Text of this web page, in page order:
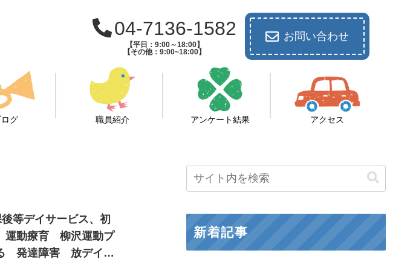
04-7136-1582
【平日：9:00～18:00】
【その他：9:00~18:00】
お問い合わせ
ログ 職員紹介 アンケート結果 アクセス
等デイサービス、初
運動療育 柳沢運動プ
る 発達障害 放デイ
新着記事